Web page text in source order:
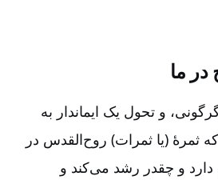
ما
و تحول یک ایماندار به
ثمرۀ (یا ثمرات‌) روح‌القدس در
و چقدر رشد می‌کند و